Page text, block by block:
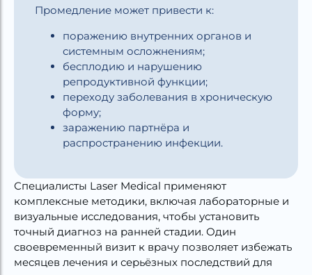
Промедление может привести к:
поражению внутренних органов и
системным осложнениям;
бесплодию и нарушению
репродуктивной функции;
переходу заболевания в хроническую
форму;
заражению партнёра и
распространению инфекции.
Специалисты Laser Medical применяют
комплексные методики, включая лабораторные и
визуальные исследования, чтобы установить
точный диагноз на ранней стадии. Один
своевременный визит к врачу позволяет избежать
месяцев лечения и серьёзных последствий для